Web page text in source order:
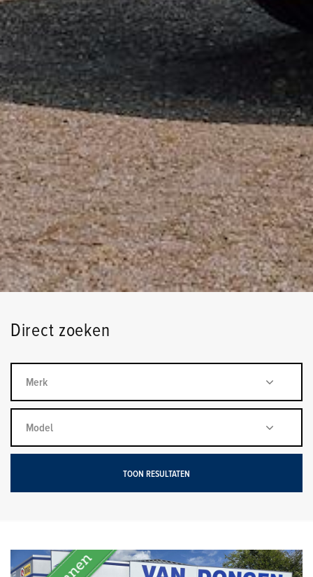
Direct zoeken
TOON RESULTATEN